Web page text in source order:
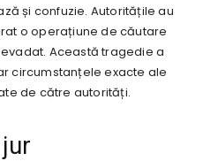
și confuzie. Autoritățile au
o operațiune de căutare
Această tragedie a
circumstanțele exacte ale
de către autorități.